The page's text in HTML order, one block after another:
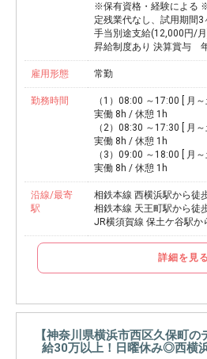
※保有資格・経験による
定残業代なし、試用期間
手当別途支給(12,000円/
昇給制度あり 決算賞与
雇用形態 常勤
勤務時間
（1）08:00 ～17:00 [ 月～
実働 8h / 休憩 1h
（2）08:30 ～17:30 [ 月～
実働 8h / 休憩 1h
（3）09:00 ～18:00 [ 月～
実働 8h / 休憩 1h
沿線/最寄
駅
相鉄本線 西横浜駅から徒
相鉄本線 天王町駅から徒
JR横須賀線 保土ケ谷駅か
詳細を見る
【神奈川県横浜市西区久保町
給30万以上！日曜休み◎西横